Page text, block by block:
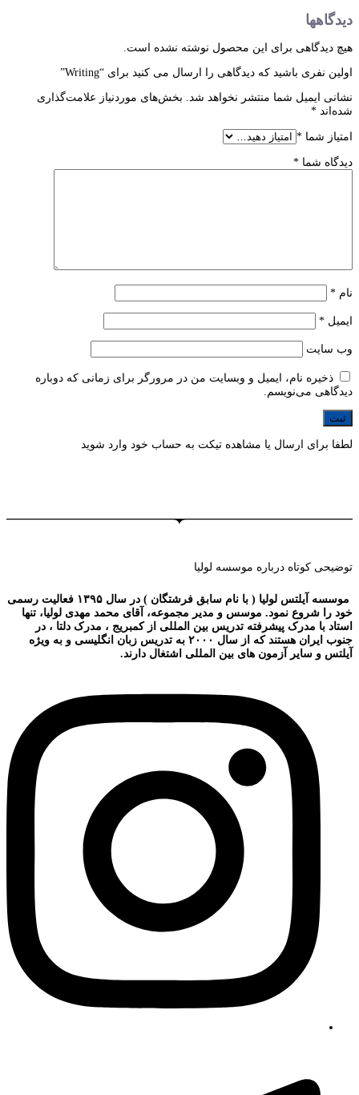
دیدگاهها
هیچ دیدگاهی برای این محصول نوشته نشده است.
اولین نفری باشید که دیدگاهی را ارسال می کنید برای “Writing”
نشانی ایمیل شما منتشر نخواهد شد. بخش‌های موردنیاز علامت‌گذاری
شده‌اند *
امتیاز شما *
دیدگاه شما *
نام *
ایمیل *
وب‌ سایت
ذخیره نام، ایمیل و وبسایت من در مرورگر برای زمانی که دوباره
دیدگاهی می‌نویسم.
لطفا برای ارسال یا مشاهده تیکت به حساب خود وارد شوید
توضیحی کوتاه درباره موسسه لولیا
موسسه آیلتس لولیا ( با نام سابق فرشتگان ) در سال ۱۳۹۵ فعالیت رسمی
خود را شروع نمود. موسس و مدیر مجموعه، آقای محمد مهدی لولیا، تنها
استاد با مدرک پیشرفته تدریس بین المللی از کمبریج ، مدرک دلتا ، در
جنوب ایران هستند که از سال ۲۰۰۰ به تدریس زبان انگلیسی و به ویژه
آیلتس و سایر آزمون های بین المللی اشتغال دارند.